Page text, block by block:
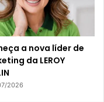
a nova líder de
da LEROY
2026